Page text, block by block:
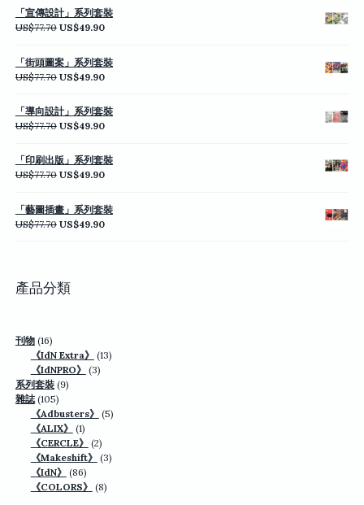
價
格：
US$77.70。
價
格：
「宣傳設計」系列套裝
US$77.70 原
價
格：
US$77.70。
US$49.90目
價
格：
「街頭圖案」系列套裝
US$77.70 原
價
格：
US$77.70。
US$49.90目
價
格：
「導向設計」系列套裝
US$77.70 原
價
格：
US$77.70。
US$49.90目
價
格：
「印刷出版」系列套裝
US$77.70 原
價
格：
US$77.70。
US$49.90目
價
格：
「藝圖插畫」系列套裝
US$77.70 原
US$77.70。
US$49.90目
產品分類
刊物 1616
個
產
品
《IdN Extra》 1313
《IdNPRO》 33
品
系列套裝 99
產
品
雜誌 105105
個
產
品
《Adbusters》 55
品
《ALIX》 11
個
產
品
《CERCLE》 22
個
品
《Makeshift》 33
《IdN》 8686
個
《COLORS》 88